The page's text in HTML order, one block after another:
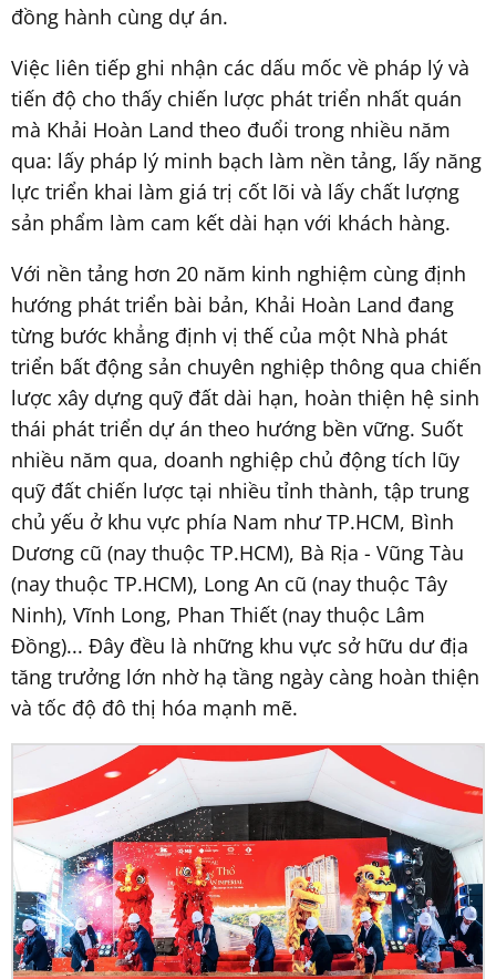
đồng hành cùng dự án.
Việc liên tiếp ghi nhận các dấu mốc về pháp lý và
tiến độ cho thấy chiến lược phát triển nhất quán
mà Khải Hoàn Land theo đuổi trong nhiều năm
qua: lấy pháp lý minh bạch làm nền tảng, lấy năng
lực triển khai làm giá trị cốt lõi và lấy chất lượng
sản phẩm làm cam kết dài hạn với khách hàng.
Với nền tảng hơn 20 năm kinh nghiệm cùng định
hướng phát triển bài bản, Khải Hoàn Land đang
từng bước khẳng định vị thế của một Nhà phát
triển bất động sản chuyên nghiệp thông qua chiến
lược xây dựng quỹ đất dài hạn, hoàn thiện hệ sinh
thái phát triển dự án theo hướng bền vững. Suốt
nhiều năm qua, doanh nghiệp chủ động tích lũy
quỹ đất chiến lược tại nhiều tỉnh thành, tập trung
chủ yếu ở khu vực phía Nam như TP.HCM, Bình
Dương cũ (nay thuộc TP.HCM), Bà Rịa - Vũng Tàu
(nay thuộc TP.HCM), Long An cũ (nay thuộc Tây
Ninh), Vĩnh Long, Phan Thiết (nay thuộc Lâm
Đồng)... Đây đều là những khu vực sở hữu dư địa
tăng trưởng lớn nhờ hạ tầng ngày càng hoàn thiện
và tốc độ đô thị hóa mạnh mẽ.